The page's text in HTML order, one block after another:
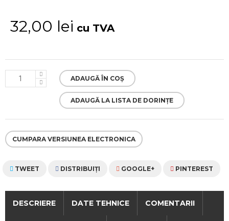
32,00 lei cu TVA
ADAUGĂ ÎN COȘ
ADAUGĂ LA LISTA DE DORINȚE
CUMPARA VERSIUNEA ELECTRONICA
TWEET DISTRIBUIŢI GOOGLE+ PINTEREST
DESCRIERE DATE TEHNICE COMENTARII